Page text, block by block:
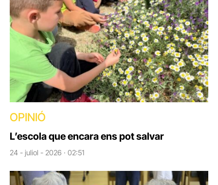
OPINIÓ
L’escola que encara ens pot salvar
24 - juliol - 2026 · 02:51